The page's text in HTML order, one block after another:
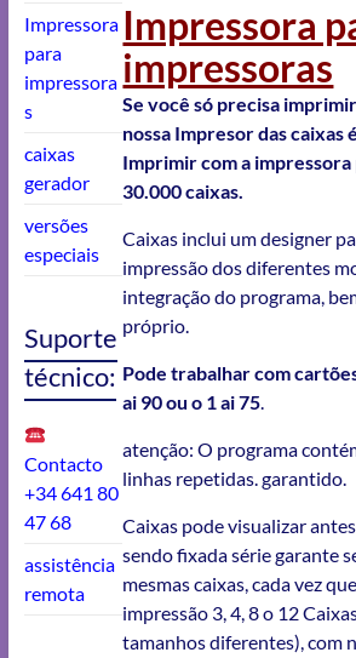
Impressora
impressoras
Se você só precisa
nossa Impresor das caixas
Imprimir com a
30.000 caixas.
Caixas inclui um designer
impressão dos diferentes
integração do programa,
próprio.
Pode trabalhar com
ai 90 ou o 1 ai 75.
atenção: O programa
linhas repetidas. garantido.
Caixas pode visualizar
sendo fixada série garante
mesmas caixas, cada vez
impressão 3, 4, 8 o 12
tamanhos diferentes), com
Impressora
para
impressora
s
caixas
gerador
versões
especiais
Suporte
técnico:
Contacto
+34 641 80
47 68
assistência
remota